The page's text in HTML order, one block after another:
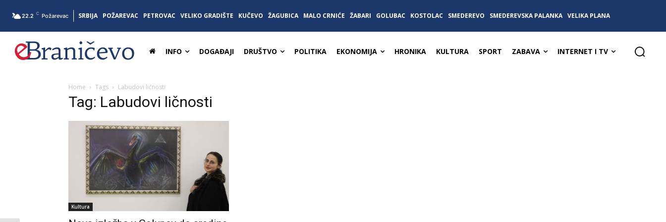
22.2 C Požarevac SRBIJA POŽAREVAC PETROVAC VELIKO GRADIŠTE KUČEVO ŽAGUBICA MALO CRNIĆE ŽABARI GOLUBAC KOSTOLAC SMEDEREVO SMEDEREVSKA PALANKA VELIKA PLANA
INFO DOGAĐAJI DRUŠTVO POLITIKA EKONOMIJA HRONIKA KULTURA SPORT ZABAVA INTERNET I TV
Home Tags Labudovi ličnosti
Tag: Labudovi ličnosti
Kultura